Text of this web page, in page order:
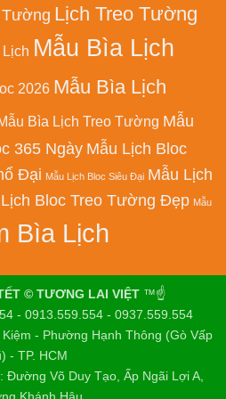
Tường Lịch Treo Tường
Mẫu Bìa Lịch
2026 Mẫu Bìa Lịch
Bìa Lịch Treo Tường Mẫu
365 Ngày Mẫu Lịch Bloc
Đại Mẫu Lịch Bloc Siêu Đại Mẫu Lịch
Bloc Treo Tường Đẹp Mẫu
Bìa Lịch
© TƯƠNG LAI VIỆT ™☝️
- 0913.559.554 - 0937.559.554
- Phường Hạnh Thông (Gò Vấp
- TP. HCM
Đường Võ Duy Tạo, Ấp Ngãi Lợi A,